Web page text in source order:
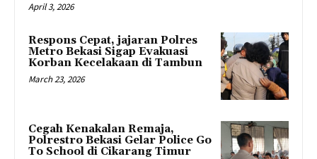
April 3, 2026
Respons Cepat, jajaran Polres
Metro Bekasi Sigap Evakuasi
Korban Kecelakaan di Tambun
March 23, 2026
Cegah Kenakalan Remaja,
Polrestro Bekasi Gelar Police Go
To School di Cikarang Timur